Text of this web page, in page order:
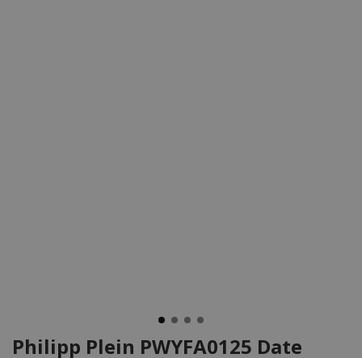
Philipp Plein PWYFA0125 Date